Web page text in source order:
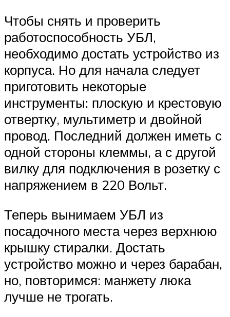
Чтобы снять и проверить
работоспособность УБЛ,
необходимо достать устройство из
корпуса. Но для начала следует
приготовить некоторые
инструменты: плоскую и крестовую
отвертку, мультиметр и двойной
провод. Последний должен иметь с
одной стороны клеммы, а с другой
вилку для подключения в розетку с
напряжением в 220 Вольт.
Теперь вынимаем УБЛ из
посадочного места через верхнюю
крышку стиралки. Достать
устройство можно и через барабан,
но, повторимся: манжету люка
лучше не трогать.